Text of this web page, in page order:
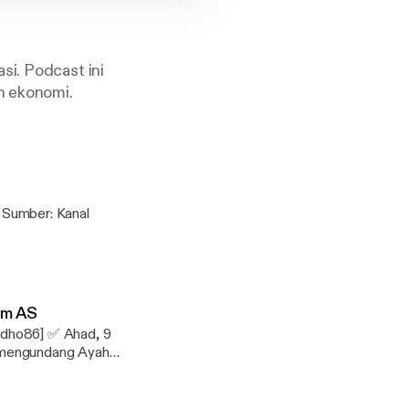
Podcast ini
ekonomi.
AS
Ahad, 9